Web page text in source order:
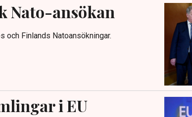
Nato-ansökan
och Finlands Natoansökningar.
i EU